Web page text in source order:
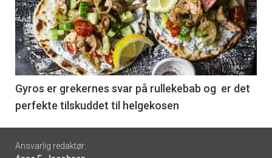
akkurat
nå
-
6
Gyros er grekernes svar på rullekebab og er det
perfekte tilskuddet til helgekosen
Footer
Ansvarlig redaktør: